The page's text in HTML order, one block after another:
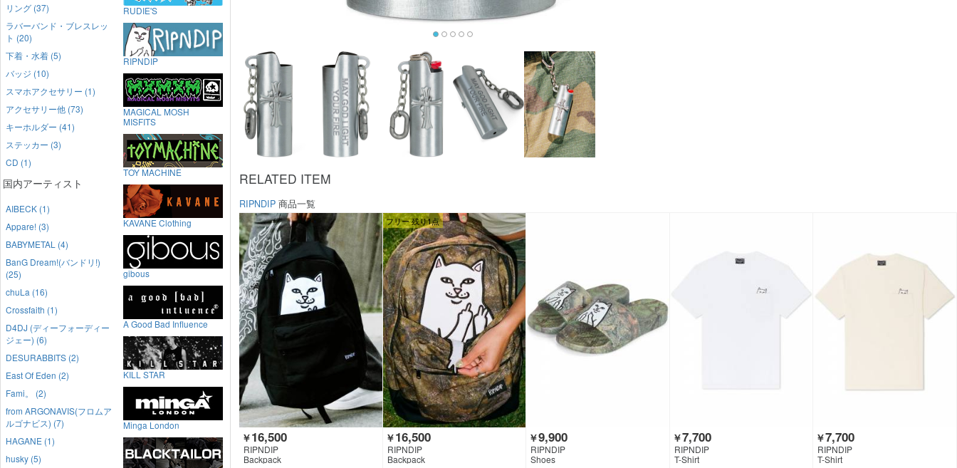
RELATED ITEM
RIPNDIP 商品一覧
￥16,500
RIPNDIP
Backpack
フリー 残り1点
￥16,500
RIPNDIP
Backpack
￥9,900
RIPNDIP
Shoes
￥7,700
RIPNDIP
T-Shirt
￥7,700
RIPNDIP
T-Shirt
リング (37)
ラバーバンド・ブレスレッ
ト (20)
下着・水着 (5)
バッジ (10)
スマホアクセサリー (1)
アクセサリー他 (73)
キーホルダー (41)
ステッカー (3)
CD (1)
国内アーティスト
AIBECK (1)
Appare! (3)
BABYMETAL (4)
BanG Dream!(バンドリ!)
(25)
chuLa (16)
Crossfaith (1)
D4DJ (ディーフォーディー
ジェー) (6)
DESURABBITS (2)
East Of Eden (2)
Fami。 (2)
from ARGONAVIS(フロムア
ルゴナビス) (7)
HAGANE (1)
husky (5)
RUDIE'S
RIPNDIP
MAGICAL MOSH
MISFITS
TOY MACHINE
KAVANE Clothing
gibous
A Good Bad Influence
KILL STAR
Minga London